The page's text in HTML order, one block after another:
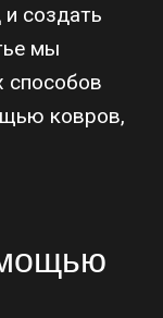
создать
мы
способов
ковров,